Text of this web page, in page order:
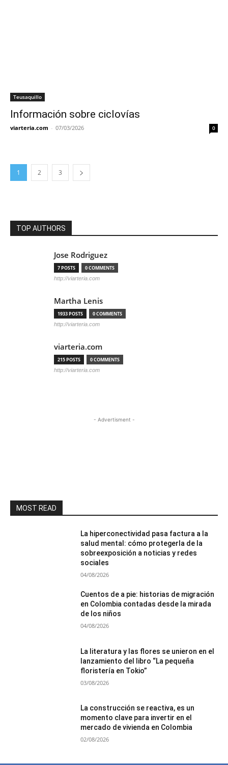
Teusaquillo
Información sobre ciclovías
viarteria.com - 07/03/2026 0
1 2 3
TOP AUTHORS
Jose Rodriguez
7 POSTS 0 COMMENTS
http://viarteria.com
Martha Lenis
1933 POSTS 0 COMMENTS
http://viarteria.com
viarteria.com
215 POSTS 0 COMMENTS
http://viarteria.com
- Advertisment -
MOST READ
La hiperconectividad pasa factura a la
salud mental: cómo protegerla de la
sobreexposición a noticias y redes
sociales
04/08/2026
Cuentos de a pie: historias de migración
en Colombia contadas desde la mirada
de los niños
04/08/2026
La literatura y las flores se unieron en el
lanzamiento del libro “La pequeña
floristería en Tokio”
03/08/2026
La construcción se reactiva, es un
momento clave para invertir en el
mercado de vivienda en Colombia
02/08/2026